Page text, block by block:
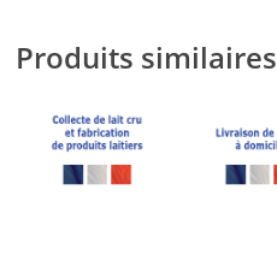
Produits similaires